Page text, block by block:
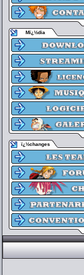
Mï¿½dia
ï¿½changes